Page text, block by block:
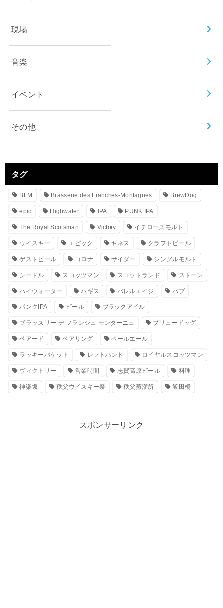
現場
音楽
イベント
その他
タグ
BFM Brasserie des Franches-Montagnes BrewDog
epic Highwater IPA PUNK IPA
The Royal Scotsman Victory イチローズモルト
ウイスキー エピック ギネス クラフトビール
ゲストビール コロナ サイダー シングルモルト
シードル スコッツマン スコットランド ストーン
ハイウォーター ハギス バレルエイジ パブ
パンクIPA ビール ブラックアイル
ブラッスリー デ フランシュ モンターニュ ブリュードッグ
ベアード ペアリング ペールエール
ラッキーバケット レフトハンド ロイヤルスコッツマン
ヴィクトリー 営業時間 志賀高原ビール 料理
神楽坂 秩父ウイスキー祭 秩父蒸溜所 飯田橋
スポンサーリンク